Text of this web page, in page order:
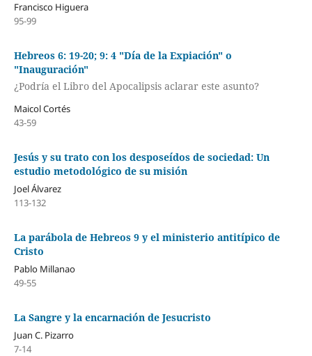
Francisco Higuera
95-99
Hebreos 6: 19-20; 9: 4 "Día de la Expiación" o
"Inauguración"
¿Podría el Libro del Apocalipsis aclarar este asunto?
Maicol Cortés
43-59
Jesús y su trato con los desposeídos de sociedad: Un
estudio metodológico de su misión
Joel Álvarez
113-132
La parábola de Hebreos 9 y el ministerio antitípico de
Cristo
Pablo Millanao
49-55
La Sangre y la encarnación de Jesucristo
Juan C. Pizarro
7-14